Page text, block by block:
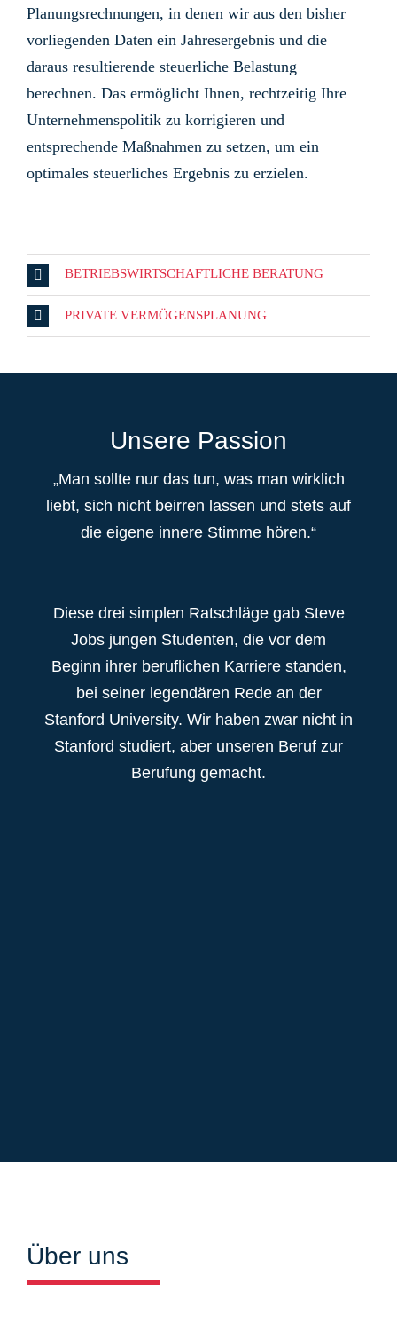
Planungsrechnungen, in denen wir aus den bisher
vorliegenden Daten ein Jahresergebnis und die
daraus resultierende steuerliche Belastung
berechnen. Das ermöglicht Ihnen, rechtzeitig Ihre
Unternehmenspolitik zu korrigieren und
entsprechende Maßnahmen zu setzen, um ein
optimales steuerliches Ergebnis zu erzielen.
BETRIEBSWIRTSCHAFTLICHE BERATUNG
PRIVATE VERMÖGENSPLANUNG
Unsere Passion
„Man sollte nur das tun, was man wirklich
liebt, sich nicht beirren lassen und stets auf
die eigene innere Stimme hören.“
Diese drei simplen Ratschläge gab Steve
Jobs jungen Studenten, die vor dem
Beginn ihrer beruflichen Karriere standen,
bei seiner legendären Rede an der
Stanford University. Wir haben zwar nicht in
Stanford studiert, aber unseren Beruf zur
Berufung gemacht.
Über uns